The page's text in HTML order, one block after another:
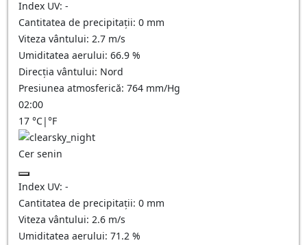
Index UV: -
Cantitatea de precipitații: 0 mm
Viteza vântului: 2.7 m/s
Umiditatea aerului: 66.9 %
Direcția vântului: Nord
Presiunea atmosferică: 764 mm/Hg
02:00
17 °C|°F
Cer senin
Index UV: -
Cantitatea de precipitații: 0 mm
Viteza vântului: 2.6 m/s
Umiditatea aerului: 71.2 %